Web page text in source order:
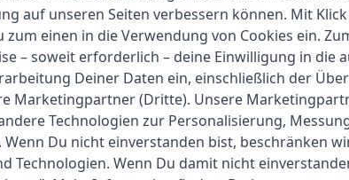
Eufy
1-2 Werktage
auf unseren Seiten verbessern können. Mit Klick
zum einen in die Verwendung von Cookies ein.
– soweit erforderlich – deine Einwilligung in die
Deiner Daten ein, einschließlich der
Marketingpartner (Dritte). Unsere
Technologien zur Personalisierung,
Du nicht einverstanden bist, beschränken
Technologien. Wenn Du damit nicht